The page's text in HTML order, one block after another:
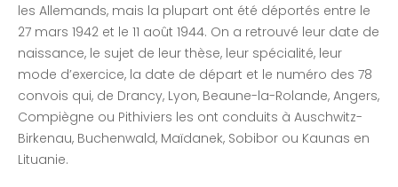
les Allemands, mais la plupart ont été déportés entre le
27 mars 1942 et le 11 août 1944. On a retrouvé leur date de
naissance, le sujet de leur thèse, leur spécialité, leur
mode d’exercice, la date de départ et le numéro des 78
convois qui, de Drancy, Lyon, Beaune-la-Rolande, Angers,
Compiègne ou Pithiviers les ont conduits à Auschwitz-
Birkenau, Buchenwald, Maïdanek, Sobibor ou Kaunas en
Lituanie.